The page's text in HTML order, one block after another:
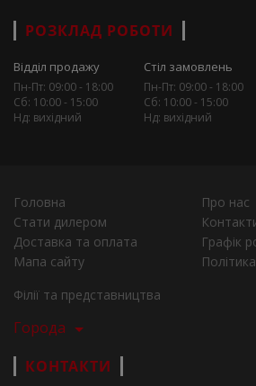
РОЗКЛАД РОБОТИ
Відділ продажу
Пн-Пт: 09:00 - 18:00
Сб: 10:00 - 15:00
Нд: вихідний
Стіл замовлень
Пн-Пт: 09:00 - 18:00
Сб: 10:00 - 15:00
Нд: вихідний
Головна
Про нас
Стати дилером
Доставка та оплата
Графік
Мапа сайту
Філії та представництва
Города
КОНТАКТИ